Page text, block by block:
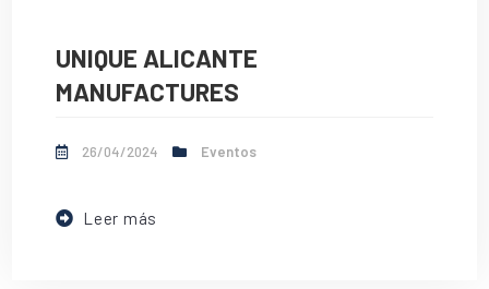
UNIQUE ALICANTE
MANUFACTURES
26/04/2024 Eventos
Leer más